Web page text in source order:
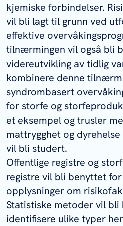
kjemiske forbindelser.
vil bli lagt til grunn ved
effektive
tilnærmingen vil også bli
videreutvikling av tidlig
kombinere denne
syndrombasert
for storfe og
et eksempel og trusler
mattrygghet og
vil bli studert.
Offentlige registre og
registre vil bli benyttet
opplysninger om
Statistiske metoder vil
identifisere ulike typer